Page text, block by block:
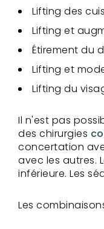
Lifting des
Lifting et
Étirement du
Lifting et
Lifting du
Il n'est pas
des chirurgies
concertation
avec les autres.
inférieure. Les
Les